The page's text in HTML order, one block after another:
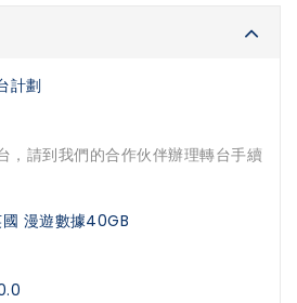
計劃
，請到我們的合作伙伴辦理轉台手續
漫遊數據40GB